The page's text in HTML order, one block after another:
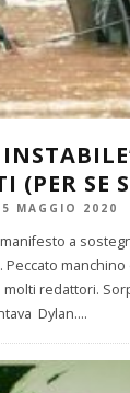
(PER SE
MAGGIO 2020
a
Peccato
molti redattori.
Dylan....